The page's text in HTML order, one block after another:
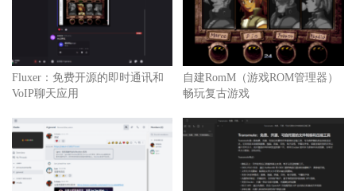
Fluxer：免费开源的即时通讯和
VoIP聊天应用
自建RomM（游戏ROM管理器）
畅玩复古游戏